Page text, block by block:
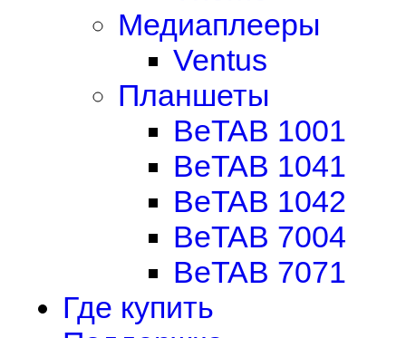
Медиаплееры
Ventus
Планшеты
BeTAB 1001
BeTAB 1041
BeTAB 1042
BeTAB 7004
BeTAB 7071
Где купить